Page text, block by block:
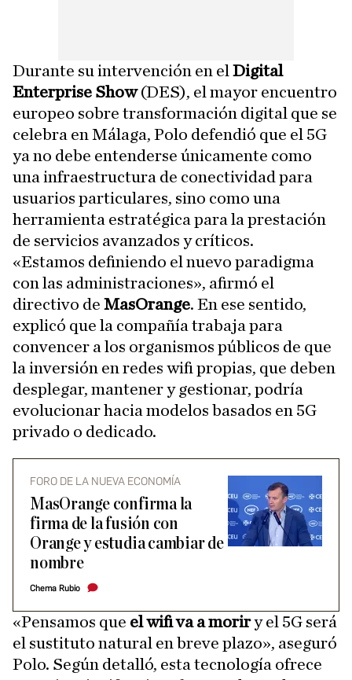
Durante su intervención en el Digital
Enterprise Show(DES), el mayor encuentro
europeo sobre transformación digital que se
celebra en Málaga, Polo defendió que el 5G
ya no debe entenderse únicamente como
una infraestructura de conectividad para
usuarios particulares, sino como una
herramienta estratégica para la prestación
de servicios avanzados y críticos.
«Estamos definiendo el nuevo paradigma
con las administraciones», afirmó el
directivo de MasOrange. En ese sentido,
explicó que la compañía trabaja para
convencer a los organismos públicos de que
la inversión en redes wifi propias, que deben
desplegar, mantener y gestionar, podría
evolucionar hacia modelos basados en 5G
privado o dedicado.
FORO DE LA NUEVA ECONOMÍA
MasOrange confirma la
firma de la fusión con
Orange y estudia cambiar de
nombre
Chema Rubio
«Pensamos que el wifi va a moriry el 5G será
el sustituto natural en breve plazo», aseguró
Polo. Según detalló, esta tecnología ofrece